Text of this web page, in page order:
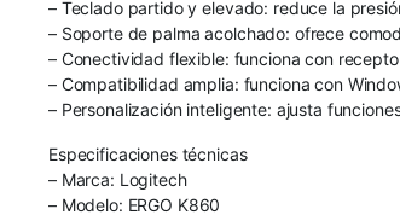
– Teclado partido y elevado: reduce la
– Soporte de palma acolchado: ofrece
– Conectividad flexible: funciona con
– Compatibilidad amplia: funciona con
– Personalización inteligente: ajusta
Especificaciones técnicas
– Marca: Logitech
– Modelo: ERGO K860